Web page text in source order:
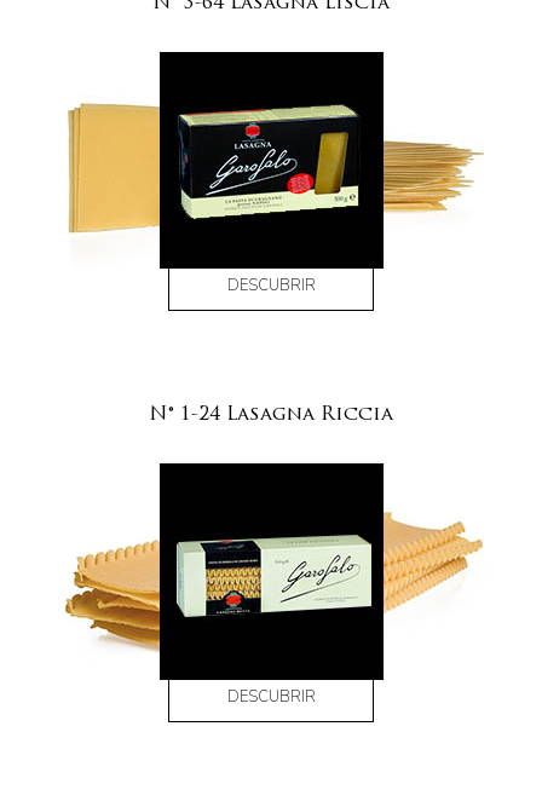
DESCUBRIR
N° 1-24 Lasagna Riccia
DESCUBRIR